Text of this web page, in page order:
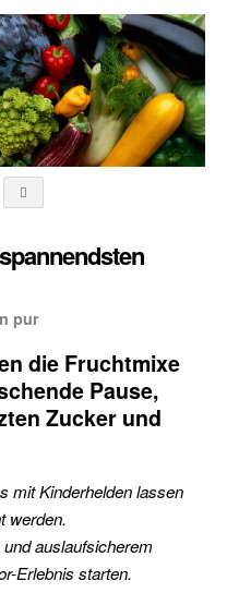
pur
die Fruchtmixe
Pause,
Zucker und
mit Kinderhelden lassen
werden.
auslaufsicherem
Erlebnis starten.